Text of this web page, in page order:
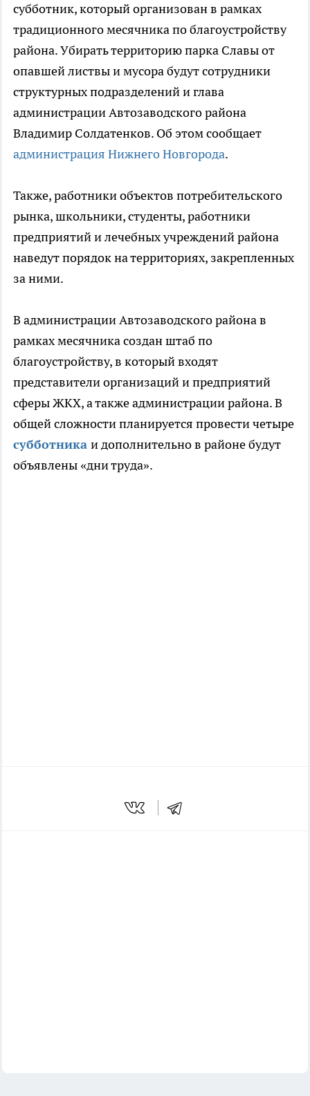
субботник, который организован в рамках
традиционного месячника по благоустройству
района. Убирать территорию парка Славы от
опавшей листвы и мусора будут сотрудники
структурных подразделений и глава
администрации Автозаводского района
Владимир Солдатенков. Об этом сообщает
администрация Нижнего Новгорода.
Также, работники объектов потребительского
рынка, школьники, студенты, работники
предприятий и лечебных учреждений района
наведут порядок на территориях, закрепленных
за ними.
В администрации Автозаводского района в
рамках месячника создан штаб по
благоустройству, в который входят
представители организаций и предприятий
сферы ЖКХ, а также администрации района. В
общей сложности планируется провести четыре
субботника и дополнительно в районе будут
объявлены «дни труда».